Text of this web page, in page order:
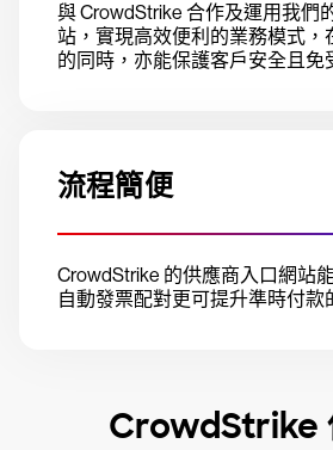
與 CrowdStrike 合作及運用我們
站，實現高效便利的業務模式，
的同時，亦能保護客戶安全且免
流程簡便
CrowdStrike 的供應商入口網站
自動發票配對更可提升準時付款
CrowdStrike